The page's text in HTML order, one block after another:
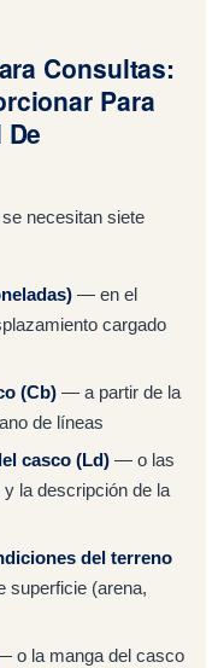
Consultas:
Para
necesitan siete
— en el
cargado
(Cb)— a partir de la
de líneas
casco (Ld)— o las
la descripción de la
del terreno
superficie (arena,
o la manga del casco